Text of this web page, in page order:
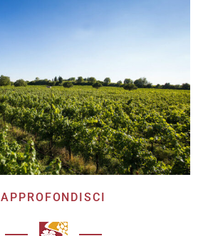
APPROFONDISCI